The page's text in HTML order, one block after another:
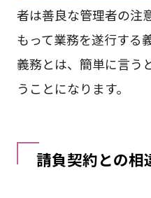
者は善良な管理者の注
もって業務を遂行する
義務とは、簡単に言う
うことになります。
請負契約との相